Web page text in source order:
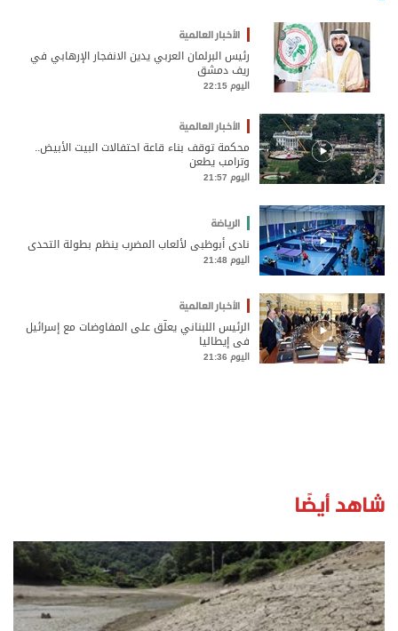
الأخبار العالمية
رئيس البرلمان العربي يدين الانفجار الإرهابي في
ريف دمشق
اليوم 22:15
الأخبار العالمية
محكمة توقف بناء قاعة احتفالات البيت الأبيض..
وترامب يطعن
اليوم 21:57
الرياضة
نادي أبوظبي لألعاب المضرب ينظم بطولة التحدي
اليوم 21:48
الأخبار العالمية
الرئيس اللبناني يعلّق على المفاوضات مع إسرائيل
في إيطاليا
اليوم 21:36
شاهد أيضًا